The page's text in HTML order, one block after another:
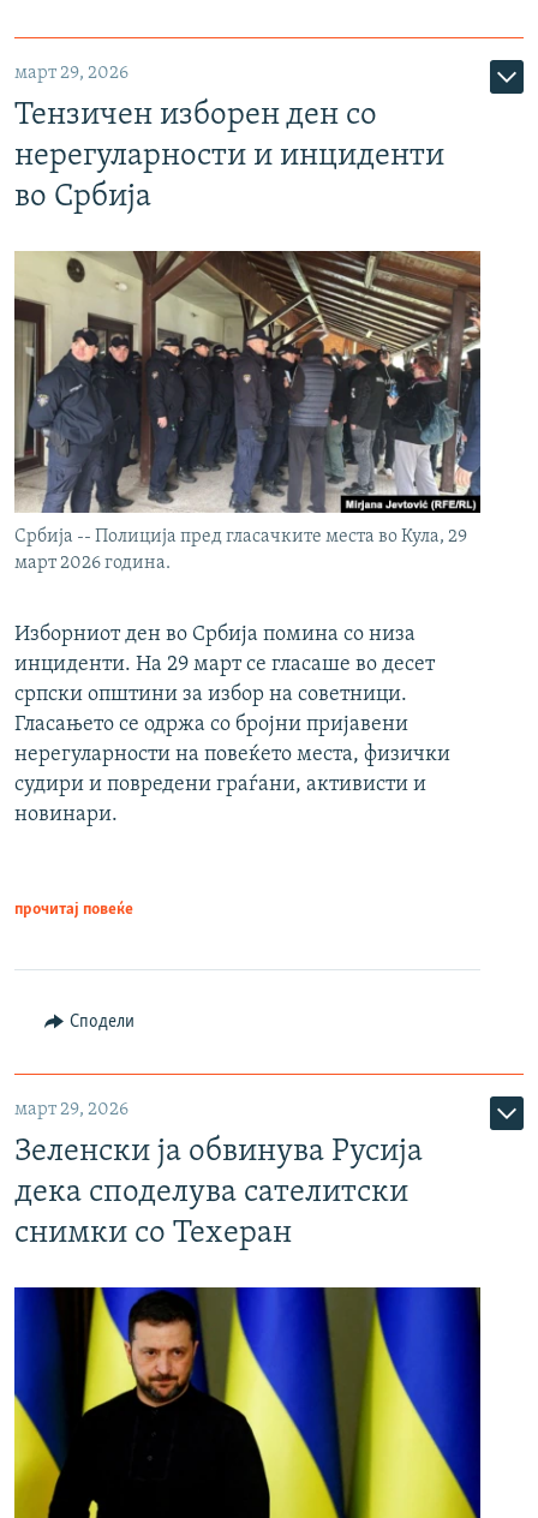
март 29, 2026
Тензичен изборен ден со
нерегуларности и инциденти
во Србија
Србија -- Полиција пред гласачките места во Кула, 29
март 2026 година.
Изборниот ден во Србија помина со низа
инциденти. На 29 март се гласаше во десет
српски општини за избор на советници.
Гласањето се одржа со бројни пријавени
нерегуларности на повеќето места, физички
судири и повредени граѓани, активисти и
новинари.
прочитај повеќе
Сподели
март 29, 2026
Зеленски ја обвинува Русија
дека споделува сателитски
снимки со Техеран